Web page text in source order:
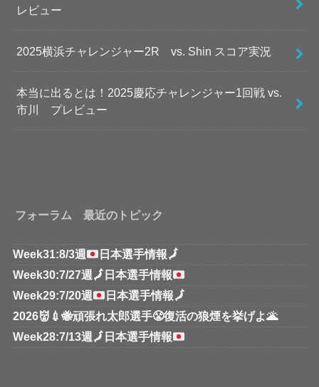
レビュー
2025横浜チャレンジャー2R vs. Shin スコア実況
本当に出るとは！2025慶応チャレンジャー1回戦 vs.
市川 プレビュー
フォーラム 最近のトピック
Week31:8/3週 日本選手情報🗾
Week30:7/27週 🗾 日本選手情報
Week29:7/20週
日本選手情報🗾
2026👹💉🐝頑張れ太郎選手😤復活の狼煙を挙げよ🌋
Week28:7/13週 🗾 日本選手情報